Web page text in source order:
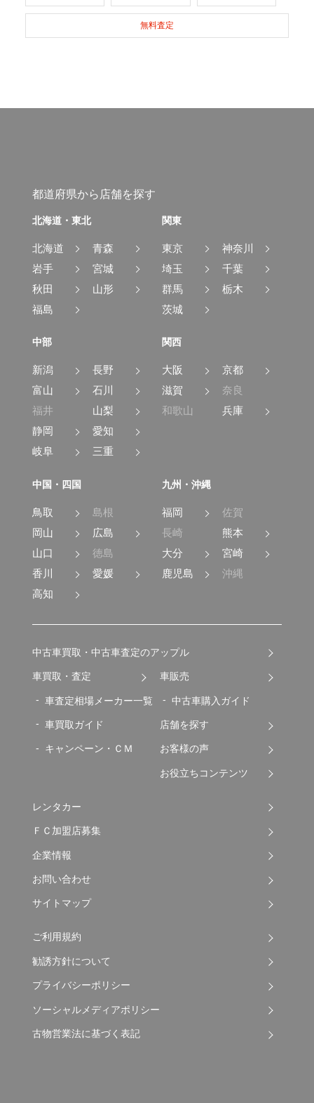
無料査定
都道府県から店舗を探す
北海道・東北
北海道
青森
岩手
宮城
秋田
山形
福島
関東
東京
神奈川
埼玉
千葉
群馬
栃木
茨城
中部
新潟
長野
富山
石川
福井
山梨
静岡
愛知
岐阜
三重
関西
大阪
京都
滋賀
奈良
和歌山
兵庫
中国・四国
鳥取
島根
岡山
広島
山口
徳島
香川
愛媛
高知
九州・沖縄
福岡
佐賀
長崎
熊本
大分
宮崎
鹿児島
沖縄
中古車買取・中古車査定のアップル
車買取・査定
車査定相場メーカー一覧
車買取ガイド
キャンペーン・ＣＭ
車販売
中古車購入ガイド
店舗を探す
お客様の声
お役立ちコンテンツ
レンタカー
ＦＣ加盟店募集
企業情報
お問い合わせ
サイトマップ
ご利用規約
勧誘方針について
プライバシーポリシー
ソーシャルメディアポリシー
古物営業法に基づく表記